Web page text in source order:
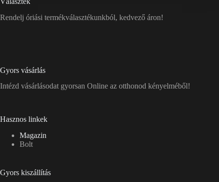
Rendelj óriási termékválasztékunkból, kedvező áron!
Gyors vásárlás
Intézd vásárlásodat gyorsan Online az otthonod kényelméből!
Hasznos linkek
Magazin
Bolt
Gyors kiszállítás